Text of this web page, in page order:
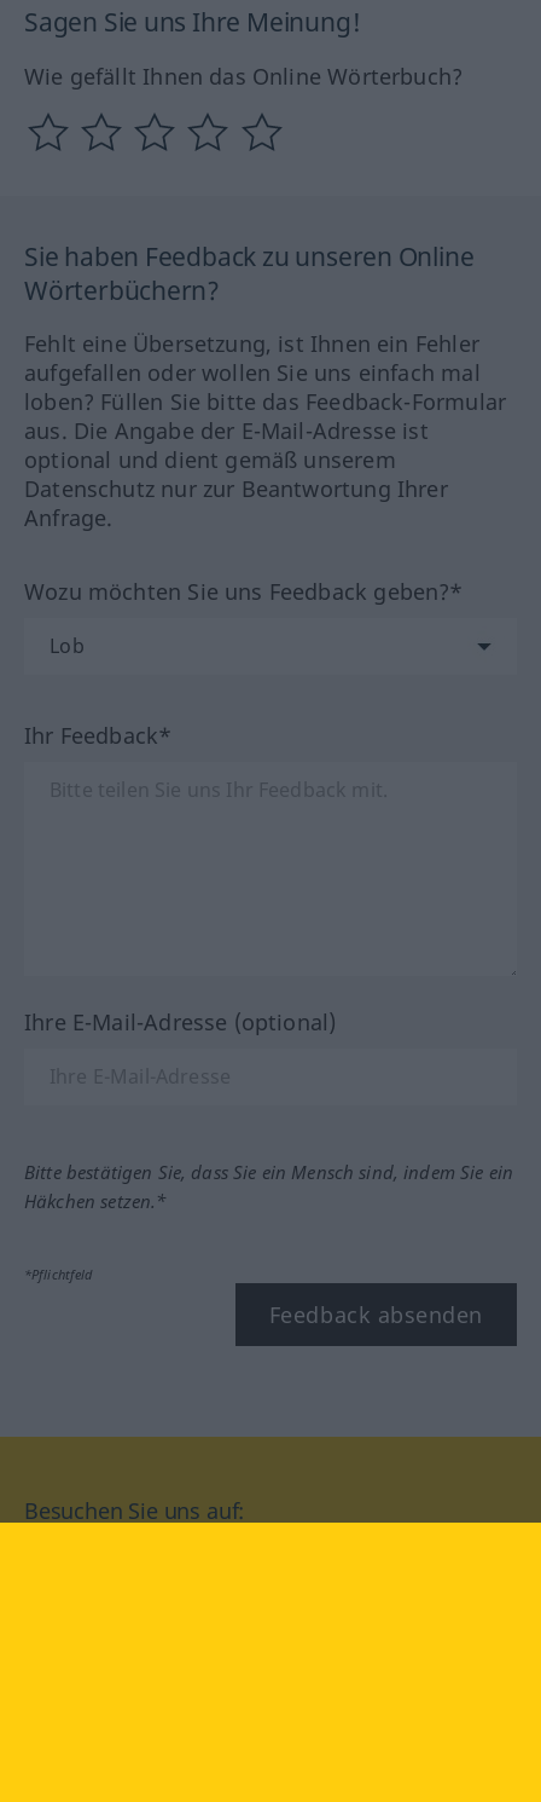
Sagen Sie uns Ihre Meinung!
Wie gefällt Ihnen das Online Wörterbuch?
Sie haben Feedback zu unseren Online
Wörterbüchern?
Fehlt eine Übersetzung, ist Ihnen ein Fehler
aufgefallen oder wollen Sie uns einfach mal
loben? Füllen Sie bitte das Feedback-Formular
aus. Die Angabe der E-Mail-Adresse ist
optional und dient gemäß unserem
Datenschutz nur zur Beantwortung Ihrer
Anfrage.
Wozu möchten Sie uns Feedback geben?*
Ihr Feedback*
Ihre E-Mail-Adresse (optional)
Bitte bestätigen Sie, dass Sie ein Mensch sind, indem Sie ein
Häkchen setzen.*
*Pflichtfeld
Feedback absenden
Besuchen Sie uns auf: